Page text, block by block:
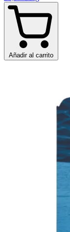
Añadir al carrito